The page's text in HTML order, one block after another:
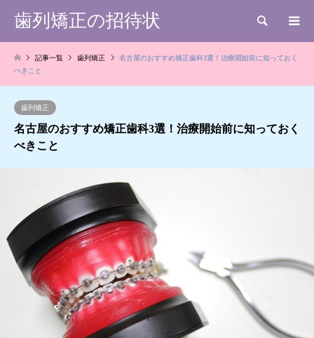
歯列矯正の招待状 検索
記事一覧 歯列矯正
名古屋のおすすめ矯正歯科3選！治療開始前に知っておく
べきこと
歯列矯正
名古屋のおすすめ矯正歯科3選！治療開始前に知っておく
べきこと